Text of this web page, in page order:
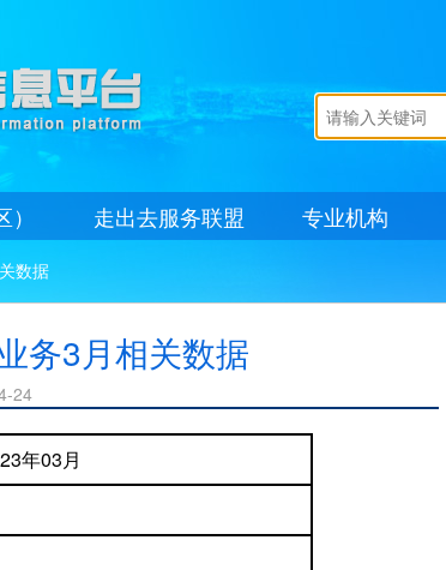
走出去服务联盟 专业机构
数据
务3月相关数据
24
年03月